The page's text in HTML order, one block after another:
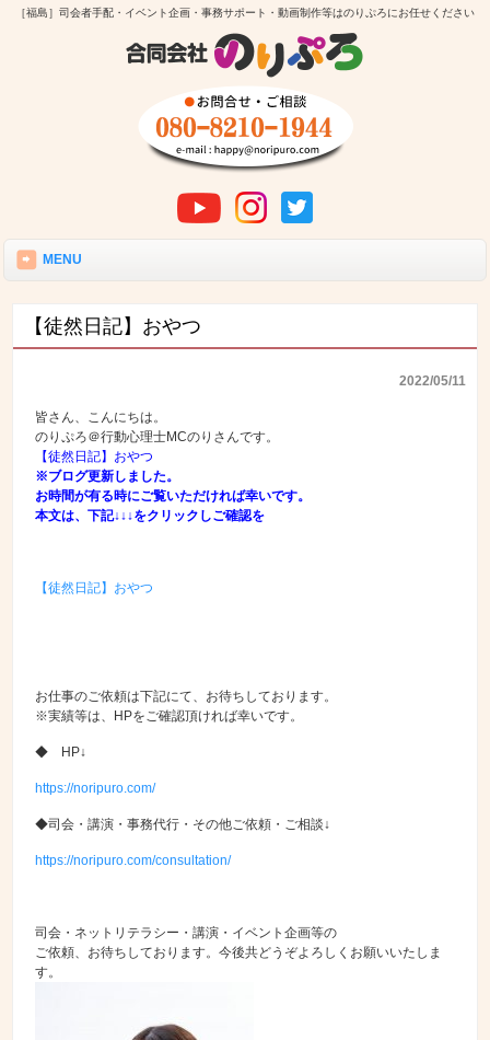
［福島］司会者手配・イベント企画・事務サポート・動画制作等はのりぷろにお任せください
MENU
【徒然日記】おやつ
2022/05/11
皆さん、こんにちは。
のりぷろ＠行動心理士MCのりさんです。
【徒然日記】おやつ
※ブログ更新しました。
お時間が有る時にご覧いただければ幸いです。
本文は、下記↓↓↓をクリックしご確認を
【徒然日記】おやつ
お仕事のご依頼は下記にて、お待ちしております。
※実績等は、HPをご確認頂ければ幸いです。
◆ HP↓
https://noripuro.com/
◆司会・講演・事務代行・その他ご依頼・ご相談↓
https://noripuro.com/consultation/
司会・ネットリテラシー・講演・イベント企画等の
ご依頼、お待ちしております。今後共どうぞよろしくお願いいたしま
す。